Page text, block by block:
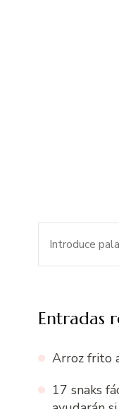
Entradas
Arroz frito
17 snaks